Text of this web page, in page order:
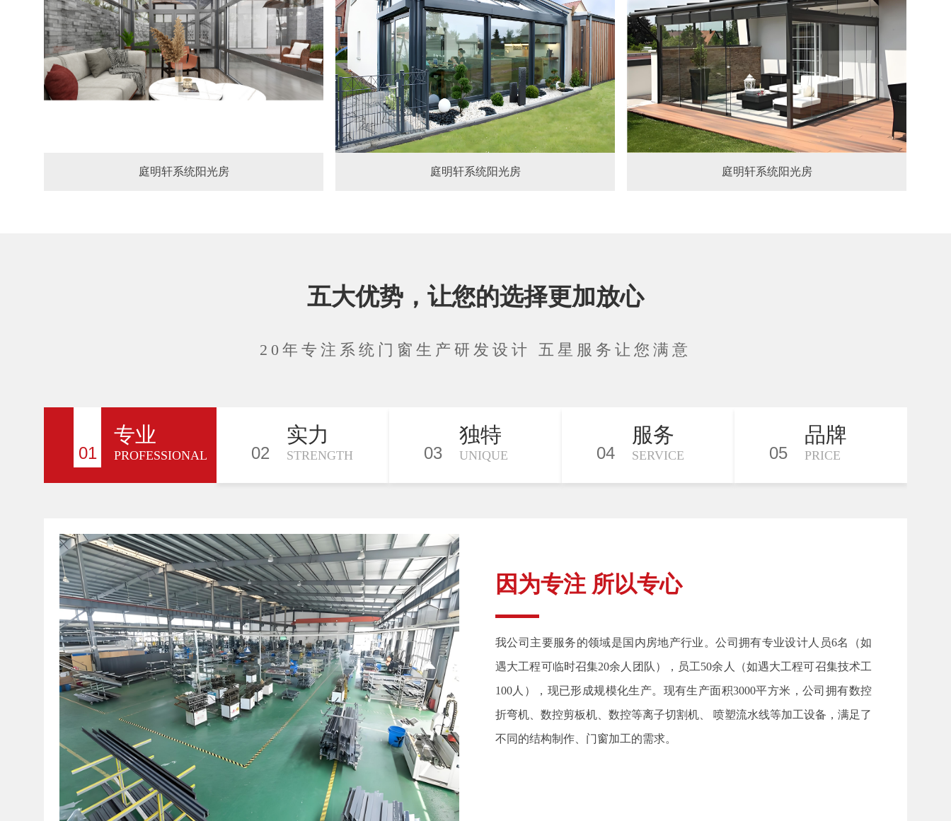
庭明轩系统阳光房 庭明轩系统阳光房 庭明轩系统阳光房
五大优势，让您的选择更加放心
20年专注系统门窗生产研发设计 五星服务让您满意
01
专业
PROFESSIONAL 02
实力
STRENGTH 03
独特
UNIQUE 04
服务
SERVICE 05
品牌
PRICE
因为专注 所以专心
我公司主要服务的领域是国内房地产行业。公司拥有专业设计人员6名（如
遇大工程可临时召集20余人团队），员工50余人（如遇大工程可召集技术工
100人），现已形成规模化生产。现有生产面积3000平方米，公司拥有数控
折弯机、数控剪板机、数控等离子切割机、 喷塑流水线等加工设备，满足了
不同的结构制作、门窗加工的需求。